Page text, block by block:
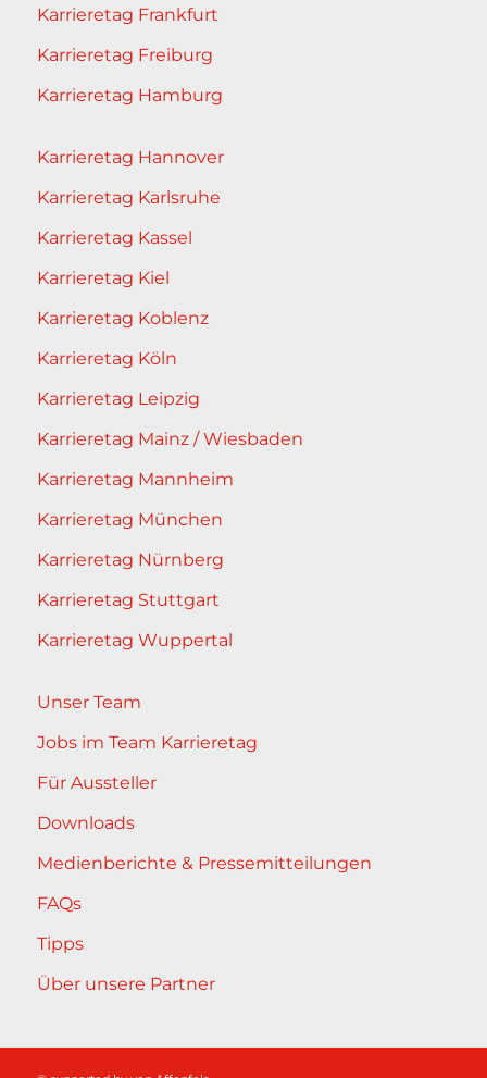
Karrieretag Frankfurt
Karrieretag Freiburg
Karrieretag Hamburg
Karrieretag Hannover
Karrieretag Karlsruhe
Karrieretag Kassel
Karrieretag Kiel
Karrieretag Koblenz
Karrieretag Köln
Karrieretag Leipzig
Karrieretag Mainz / Wiesbaden
Karrieretag Mannheim
Karrieretag München
Karrieretag Nürnberg
Karrieretag Stuttgart
Karrieretag Wuppertal
Unser Team
Jobs im Team Karrieretag
Für Aussteller
Downloads
Medienberichte & Pressemitteilungen
FAQs
Tipps
Über unsere Partner